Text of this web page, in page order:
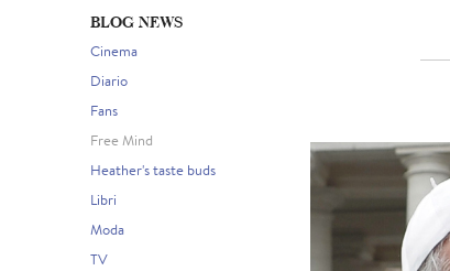
BLOG NEWS
Cinema
Diario
Fans
Free Mind
Heather's taste buds
Libri
Moda
TV